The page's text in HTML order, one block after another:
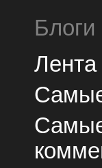
Блоги
Лента